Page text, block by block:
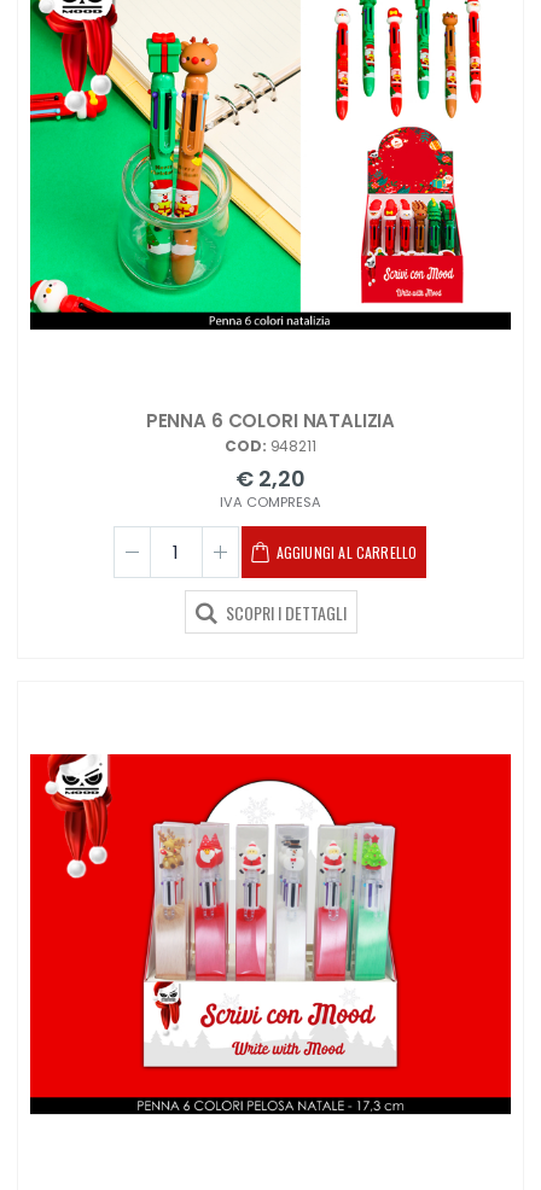
PENNA 6 COLORI NATALIZIA
COD: 948211
€ 2,20
IVA COMPRESA
AGGIUNGI AL CARRELLO
SCOPRI I DETTAGLI